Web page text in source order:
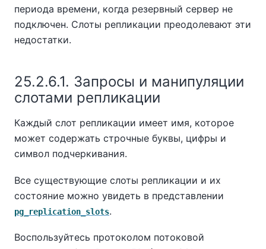
периода времени, когда резервный сервер не
подключен. Слоты репликации преодолевают эти
недостатки.
25.2.6.1. Запросы и манипуляции
слотами репликации
Каждый слот репликации имеет имя, которое
может содержать строчные буквы, цифры и
символ подчеркивания.
Все существующие слоты репликации и их
состояние можно увидеть в представлении
pg_replication_slots.
Воспользуйтесь протоколом потоковой